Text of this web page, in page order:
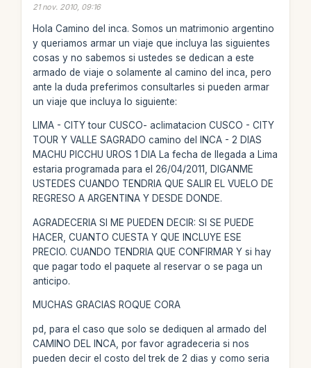
21 nov. 2010, 09:16
Hola Camino del inca. Somos un matrimonio argentino
y queriamos armar un viaje que incluya las siguientes
cosas y no sabemos si ustedes se dedican a este
armado de viaje o solamente al camino del inca, pero
ante la duda preferimos consultarles si pueden armar
un viaje que incluya lo siguiente:
LIMA - CITY tour CUSCO- aclimatacion CUSCO - CITY
TOUR Y VALLE SAGRADO camino del INCA - 2 DIAS
MACHU PICCHU UROS 1 DIA La fecha de llegada a Lima
estaria programada para el 26/04/2011, DIGANME
USTEDES CUANDO TENDRIA QUE SALIR EL VUELO DE
REGRESO A ARGENTINA Y DESDE DONDE.
AGRADECERIA SI ME PUEDEN DECIR: SI SE PUEDE
HACER, CUANTO CUESTA Y QUE INCLUYE ESE
PRECIO. CUANDO TENDRIA QUE CONFIRMAR Y si hay
que pagar todo el paquete al reservar o se paga un
anticipo.
MUCHAS GRACIAS ROQUE CORA
pd, para el caso que solo se dediquen al armado del
CAMINO DEL INCA, por favor agradeceria si nos
pueden decir el costo del trek de 2 dias y como seria